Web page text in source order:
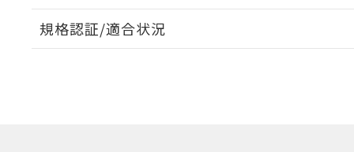
EU RoHS 注意事項・凡例
規格認証/適合状況